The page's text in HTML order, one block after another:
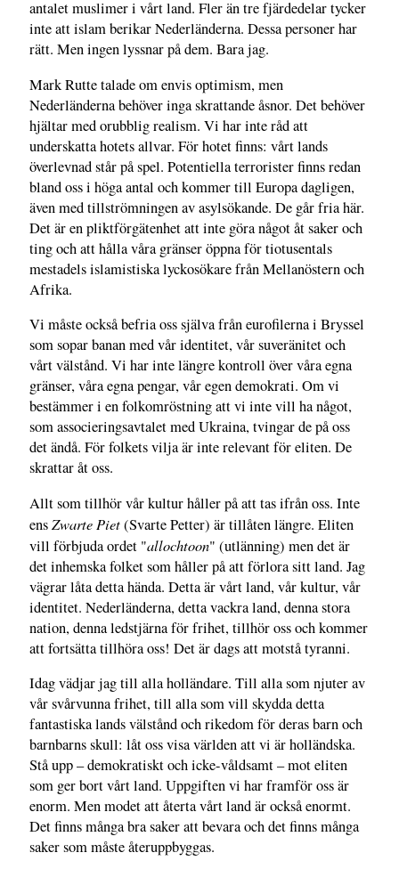
antalet muslimer i vårt land. Fler än tre fjärdedelar tycker
inte att islam berikar Nederländerna. Dessa personer har
rätt. Men ingen lyssnar på dem. Bara jag.
Mark Rutte talade om envis optimism, men
Nederländerna behöver inga skrattande åsnor. Det behöver
hjältar med orubblig realism. Vi har inte råd att
underskatta hotets allvar. För hotet finns: vårt lands
överlevnad står på spel. Potentiella terrorister finns redan
bland oss i höga antal och kommer till Europa dagligen,
även med tillströmningen av asylsökande. De går fria här.
Det är en pliktförgätenhet att inte göra något åt saker och
ting och att hålla våra gränser öppna för tiotusentals
mestadels islamistiska lyckosökare från Mellanöstern och
Afrika.
Vi måste också befria oss själva från eurofilerna i Bryssel
som sopar banan med vår identitet, vår suveränitet och
vårt välstånd. Vi har inte längre kontroll över våra egna
gränser, våra egna pengar, vår egen demokrati. Om vi
bestämmer i en folkomröstning att vi inte vill ha något,
som associeringsavtalet med Ukraina, tvingar de på oss
det ändå. För folkets vilja är inte relevant för eliten. De
skrattar åt oss.
Allt som tillhör vår kultur håller på att tas ifrån oss. Inte
ensZwarte Piet(Svarte Petter) är tillåten längre. Eliten
vill förbjuda ordet "allochtoon" (utlänning) men det är
det inhemska folket som håller på att förlora sitt land. Jag
vägrar låta detta hända. Detta är vårt land, vår kultur, vår
identitet. Nederländerna, detta vackra land, denna stora
nation, denna ledstjärna för frihet, tillhör oss och kommer
att fortsätta tillhöra oss! Det är dags att motstå tyranni.
Idag vädjar jag till alla holländare. Till alla som njuter av
vår svårvunna frihet, till alla som vill skydda detta
fantastiska lands välstånd och rikedom för deras barn och
barnbarns skull: låt oss visa världen att vi är holländska.
Stå upp – demokratiskt och icke-våldsamt – mot eliten
som ger bort vårt land. Uppgiften vi har framför oss är
enorm. Men modet att återta vårt land är också enormt.
Det finns många bra saker att bevara och det finns många
saker som måste återuppbyggas.